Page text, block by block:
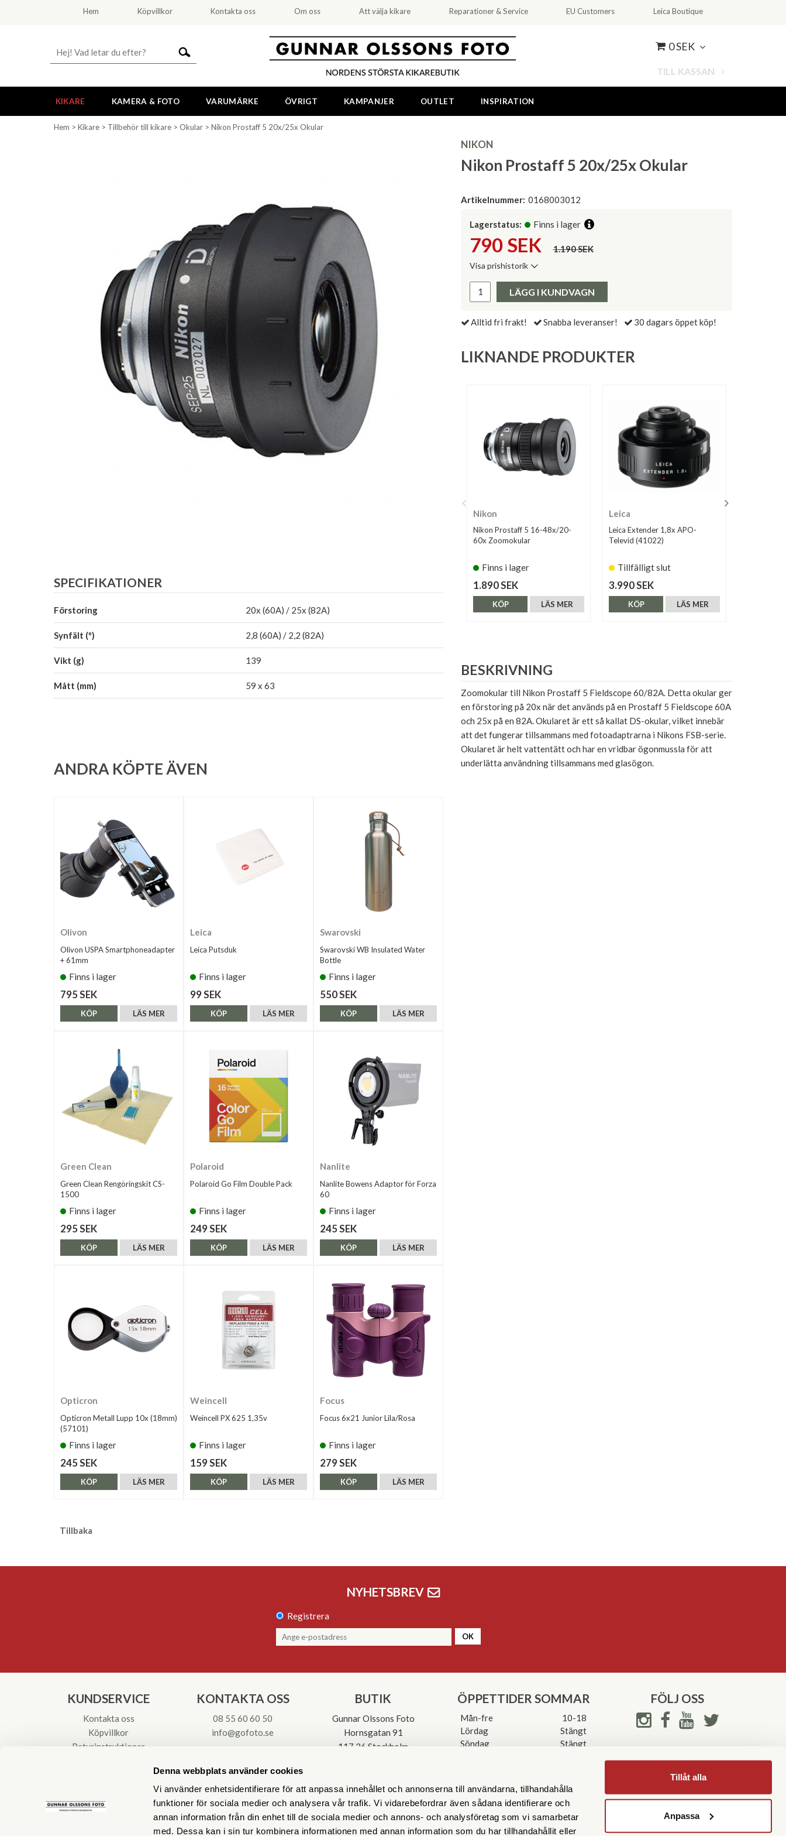
Denna webbplats använder cookies
Vi använder enhetsidentifierare för att anpassa innehållet och annonserna till användarna, tillhandahålla
funktioner för sociala medier och analysera vår trafik. Vi vidarebefordrar även sådana identifierare och
annan information från din enhet till de sociala medier och annons- och analysföretag som vi samarbetar
med. Dessa kan i sin tur kombinera informationen med annan information som du har tillhandahållit eller
Tillåt alla
Anpassa
Hem Köpvillkor Kontakta oss Om oss Att välja kikare Reparationer & Service EU Customers Leica Boutique
0 SEK
TILL KASSAN
KIKARE KAMERA & FOTO VARUMÄRKE ÖVRIGT KAMPANJER OUTLET INSPIRATION
Hem > Kikare > Tillbehör till kikare > Okular > Nikon Prostaff 5 20x/25x Okular
NIKON
Nikon Prostaff 5 20x/25x Okular
Artikelnummer: 0168003012
Lagerstatus: Finns i lager
790 SEK 1.190 SEK
Visa prishistorik
Pris:
LÄGG I KUNDVAGN
Alltid fri frakt! Snabba leveranser! 30 dagars öppet köp!
LIKNANDE PRODUKTER
Nikon
Nikon Prostaff 5 16-48x/20-
60x Zoomokular
Finns i lager
1.890 SEK
LÄS MER
KÖP
Leica
Leica Extender 1,8x APO-
Televid (41022)
Tillfälligt slut
3.990 SEK
LÄS MER
KÖP
BESKRIVNING
Zoomokular till Nikon Prostaff 5 Fieldscope 60/82A. Detta okular ger
en förstoring på 20x när det används på en Prostaff 5 Fieldscope 60A
och 25x på en 82A. Okularet är ett så kallat DS-okular, vilket innebär
att det fungerar tillsammans med fotoadaptrarna i Nikons FSB-serie.
Okularet är helt vattentätt och har en vridbar ögonmussla för att
underlätta användning tillsammans med glasögon.
SPECIFIKATIONER
Förstoring 20x (60A) / 25x (82A)
Synfält (º) 2,8 (60A) / 2,2 (82A)
Vikt (g) 139
Mått (mm) 59 x 63
ANDRA KÖPTE ÄVEN
Olivon
Olivon USPA Smartphoneadapter
+ 61mm
Finns i lager
795 SEK
LÄS MER
KÖP
Leica
Leica Putsduk
Finns i lager
99 SEK
LÄS MER
KÖP
Swarovski
Swarovski WB Insulated Water
Bottle
Finns i lager
550 SEK
LÄS MER
KÖP
Green Clean
Green Clean Rengöringskit CS-
1500
Finns i lager
295 SEK
LÄS MER
KÖP
Polaroid
Polaroid Go Film Double Pack
Finns i lager
249 SEK
LÄS MER
KÖP
Nanlite
Nanlite Bowens Adaptor för Forza
60
Finns i lager
245 SEK
LÄS MER
KÖP
Opticron
Opticron Metall Lupp 10x (18mm)
(57101)
Finns i lager
245 SEK
LÄS MER
KÖP
Weincell
Weincell PX 625 1,35v
Finns i lager
159 SEK
LÄS MER
KÖP
Focus
Focus 6x21 Junior Lila/Rosa
Finns i lager
279 SEK
LÄS MER
KÖP
Tillbaka
NYHETSBREV
Registrera
OK
KUNDSERVICE
Kontakta oss
Köpvillkor
Returinstruktioner
KONTAKTA OSS
08 55 60 60 50
info@gofoto.se
BUTIK
Gunnar Olssons Foto
Hornsgatan 91
117 26 Stockholm
ÖPPETTIDER SOMMAR
Mån-fre
10-18
Lördag
Stängt
Söndag
Stängt
FÖLJ OSS